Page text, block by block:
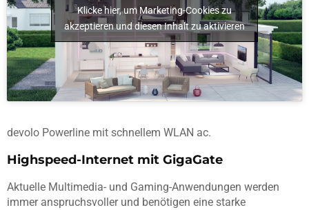
Klicke hier, um Marketing-Cookies zu
akzeptieren und diesen Inhalt zu aktivieren
devolo Powerline mit schnellem WLAN ac.
Highspeed-Internet mit GigaGate
Aktuelle Multimedia- und Gaming-Anwendungen werden
immer anspruchsvoller und benötigen eine starke